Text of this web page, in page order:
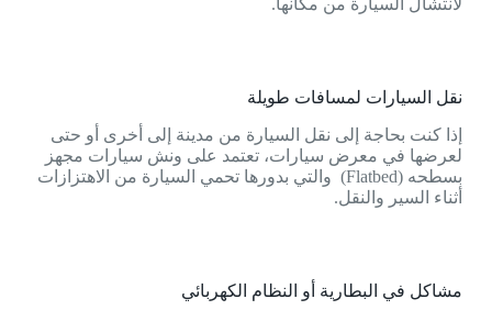
لانتشال السيارة من مكانها.
نقل السيارات لمسافات طويلة
إذا كنت بحاجة إلى نقل السيارة من مدينة إلى أخرى أو حتى
لعرضها في معرض سيارات، تعتمد على ونش سيارات مجهز
بسطحه (Flatbed) والتي بدورها تحمي السيارة من الاهتزازات
أثناء السير والنقل.
مشاكل في البطارية أو النظام الكهربائي